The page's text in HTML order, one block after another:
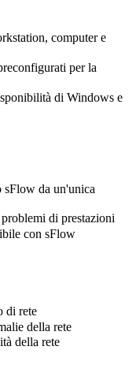
computer e
per la
di Windows e
da un'unica
di prestazioni
con sFlow
di rete
della rete
della rete